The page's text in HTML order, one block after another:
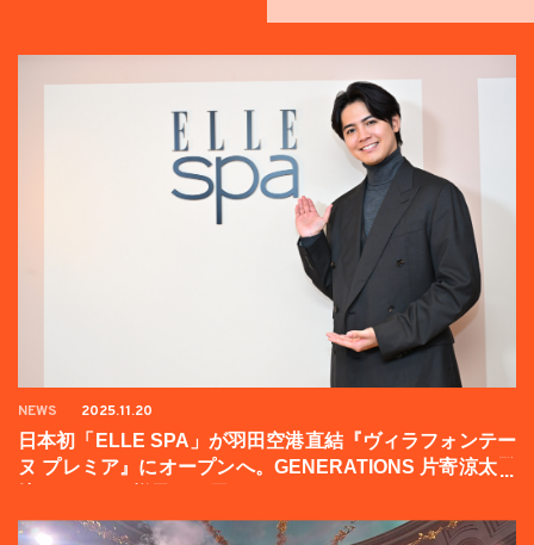
NEWS 2025.11.20
日本初「ELLE SPA」が羽田空港直結『ヴィラフォンテー
ヌ プレミア』にオープンへ。GENERATIONS 片寄涼太登